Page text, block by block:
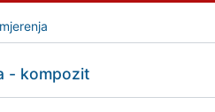
- kompozit